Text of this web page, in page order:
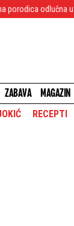
u jednoj nameri!
ZABAVA MAGAZIN
RECEPTI